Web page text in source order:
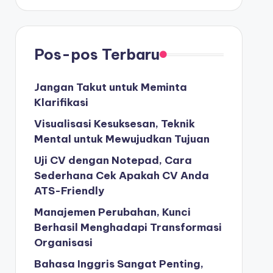
Pos-pos Terbaru
Jangan Takut untuk Meminta
Klarifikasi
Visualisasi Kesuksesan, Teknik
Mental untuk Mewujudkan Tujuan
Uji CV dengan Notepad, Cara
Sederhana Cek Apakah CV Anda
ATS-Friendly
Manajemen Perubahan, Kunci
Berhasil Menghadapi Transformasi
Organisasi
Bahasa Inggris Sangat Penting,